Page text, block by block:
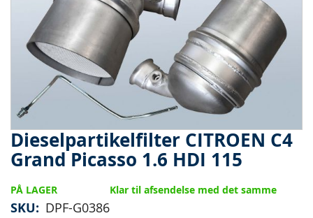
Dieselpartikelfilter CITROEN C4
Grand Picasso 1.6 HDI 115
PÅ LAGER
SKU DPF-G0386
Klar til afsendelse med det samme
Gå
til
starten
billedgalleriet